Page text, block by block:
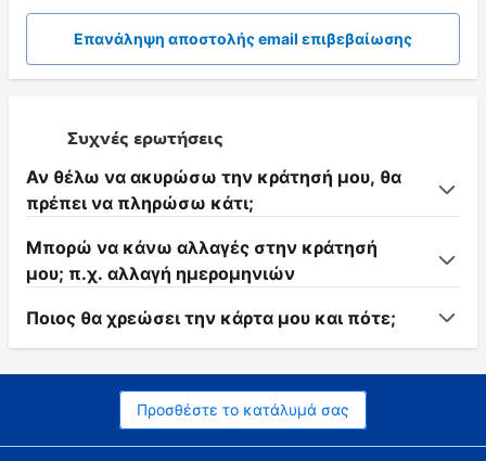
Επανάληψη αποστολής email επιβεβαίωσης
Συχνές ερωτήσεις
Αν θέλω να ακυρώσω την κράτησή μου, θα
πρέπει να πληρώσω κάτι;
Μπορώ να κάνω αλλαγές στην κράτησή
μου; π.χ. αλλαγή ημερομηνιών
Ποιος θα χρεώσει την κάρτα μου και πότε;
Προσθέστε το κατάλυμά σας